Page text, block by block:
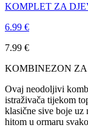
KOMPLET ZA
6.99 €
7.99 €
KOMBINEZON
Ovaj neodoljivi
istraživača tijekom
klasične sive boje
hitom u ormaru